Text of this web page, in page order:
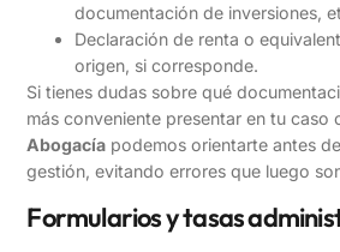
documentación de inversiones,
Declaración de renta o
origen, si corresponde.
Si tienes dudas sobre qué
más conveniente presentar en tu caso
Abogacía podemos orientarte antes
gestión, evitando errores que luego
Formularios y tasas